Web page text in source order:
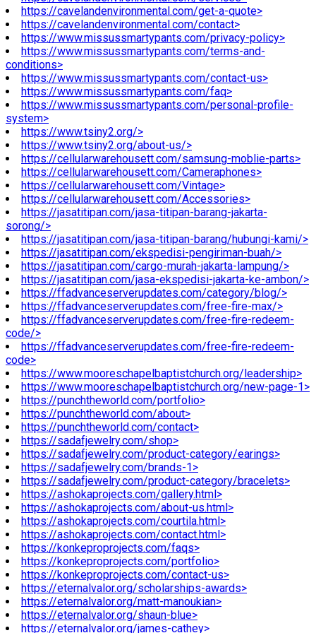
https://cavelandenvironmental.com/get-a-quote>
https://cavelandenvironmental.com/contact>
https://www.missussmartypants.com/privacy-policy>
https://www.missussmartypants.com/terms-and-
conditions>
https://www.missussmartypants.com/contact-us>
https://www.missussmartypants.com/faq>
https://www.missussmartypants.com/personal-profile-
system>
https://www.tsiny2.org/>
https://www.tsiny2.org/about-us/>
https://cellularwarehousett.com/samsung-moblie-parts>
https://cellularwarehousett.com/Cameraphones>
https://cellularwarehousett.com/Vintage>
https://cellularwarehousett.com/Accessories>
https://jasatitipan.com/jasa-titipan-barang-jakarta-
sorong/>
https://jasatitipan.com/jasa-titipan-barang/hubungi-kami/>
https://jasatitipan.com/ekspedisi-pengiriman-buah/>
https://jasatitipan.com/cargo-murah-jakarta-lampung/>
https://jasatitipan.com/jasa-ekspedisi-jakarta-ke-ambon/>
https://ffadvanceserverupdates.com/category/blog/>
https://ffadvanceserverupdates.com/free-fire-max/>
https://ffadvanceserverupdates.com/free-fire-redeem-
code/>
https://ffadvanceserverupdates.com/free-fire-redeem-
code>
https://www.mooreschapelbaptistchurch.org/leadership>
https://www.mooreschapelbaptistchurch.org/new-page-1>
https://punchtheworld.com/portfolio>
https://punchtheworld.com/about>
https://punchtheworld.com/contact>
https://sadafjewelry.com/shop>
https://sadafjewelry.com/product-category/earings>
https://sadafjewelry.com/brands-1>
https://sadafjewelry.com/product-category/bracelets>
https://ashokaprojects.com/gallery.html>
https://ashokaprojects.com/about-us.html>
https://ashokaprojects.com/courtila.html>
https://ashokaprojects.com/contact.html>
https://konkeproprojects.com/faqs>
https://konkeproprojects.com/portfolio>
https://konkeproprojects.com/contact-us>
https://eternalvalor.org/scholarships-awards>
https://eternalvalor.org/matt-manoukian>
https://eternalvalor.org/shaun-blue>
https://eternalvalor.org/james-cathey>